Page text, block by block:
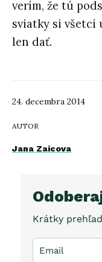
24. decembra 2014
AUTOR
Jana Zaicova
verím, že tú
sviatky si všetci
len dať.
Krátky